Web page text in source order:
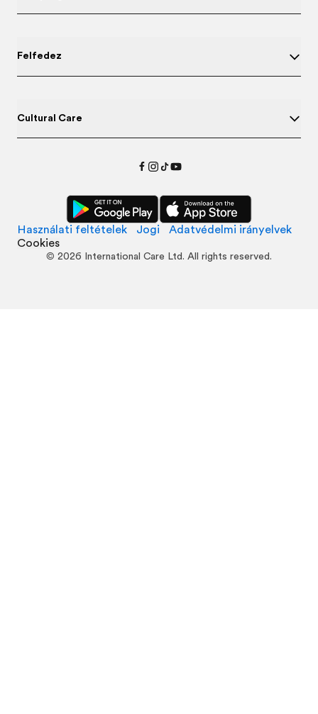
Felfedez
Cultural Care
Használati feltételek Jogi
Adatvédelmi irányelvek
Cookies
© 2026 International Care Ltd. All rights reserved.